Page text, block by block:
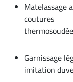
Matelassage
coutures
Garnissage
imitation